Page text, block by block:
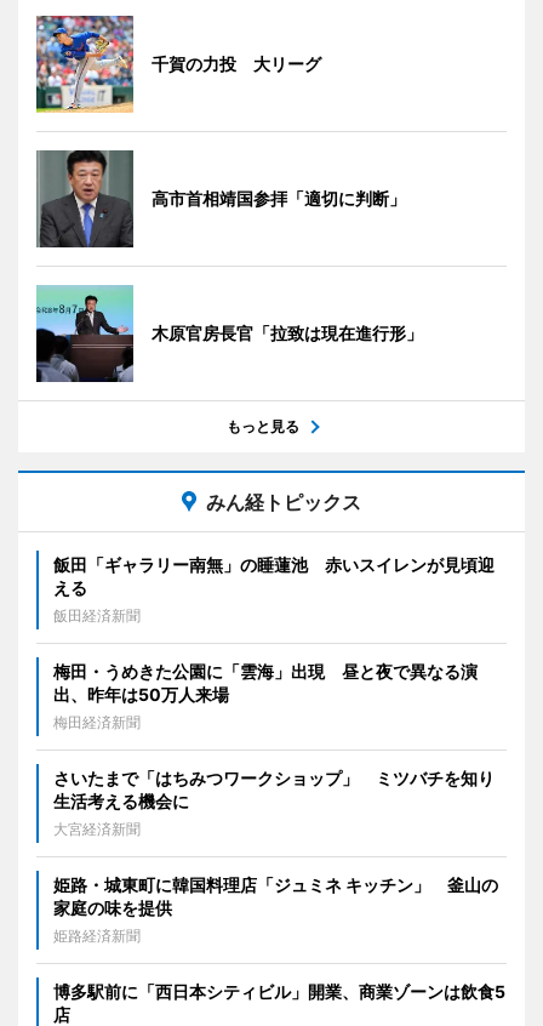
千賀の力投 大リーグ
高市首相靖国参拝「適切に判断」
木原官房長官「拉致は現在進行形」
もっと見る
みん経トピックス
飯田「ギャラリー南無」の睡蓮池 赤いスイレンが見頃迎
える
飯田経済新聞
梅田・うめきた公園に「雲海」出現 昼と夜で異なる演
出、昨年は50万人来場
梅田経済新聞
さいたまで「はちみつワークショップ」 ミツバチを知り
生活考える機会に
大宮経済新聞
姫路・城東町に韓国料理店「ジュミネ キッチン」 釜山の
家庭の味を提供
姫路経済新聞
博多駅前に「西日本シティビル」開業、商業ゾーンは飲食5
店